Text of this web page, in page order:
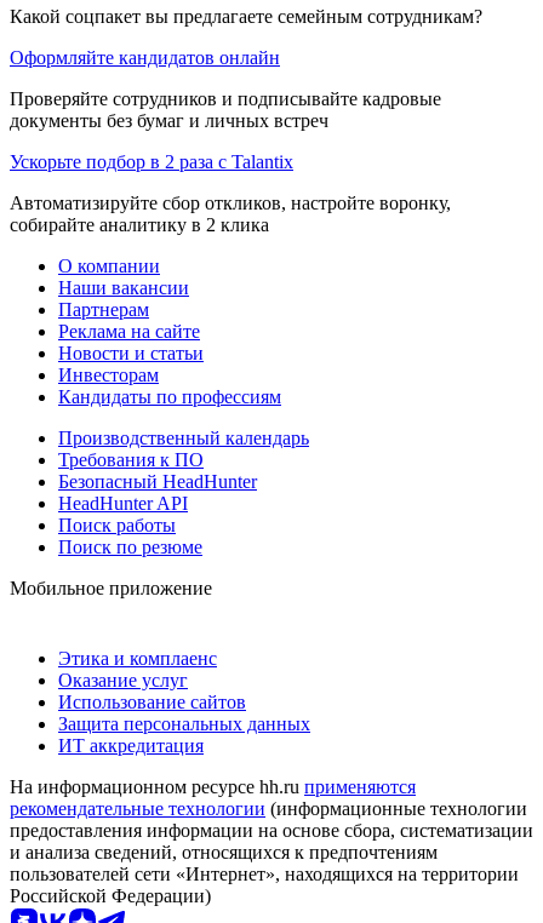
Какой соцпакет вы предлагаете семейным сотрудникам?
Оформляйте кандидатов онлайн
Проверяйте сотрудников и подписывайте кадровые
документы без бумаг и личных встреч
Ускорьте подбор в 2 раза с Talantix
Автоматизируйте сбор откликов, настройте воронку,
собирайте аналитику в 2 клика
О компании
Наши вакансии
Партнерам
Реклама на сайте
Новости и статьи
Инвесторам
Кандидаты по профессиям
Производственный календарь
Требования к ПО
Безопасный HeadHunter
HeadHunter API
Поиск работы
Поиск по резюме
Мобильное приложение
Этика и комплаенс
Оказание услуг
Использование сайтов
Защита персональных данных
ИТ аккредитация
На информационном ресурсе hh.ru применяются
рекомендательные технологии (информационные технологии
предоставления информации на основе сбора, систематизации
и анализа сведений, относящихся к предпочтениям
пользователей сети «Интернет», находящихся на территории
Российской Федерации)